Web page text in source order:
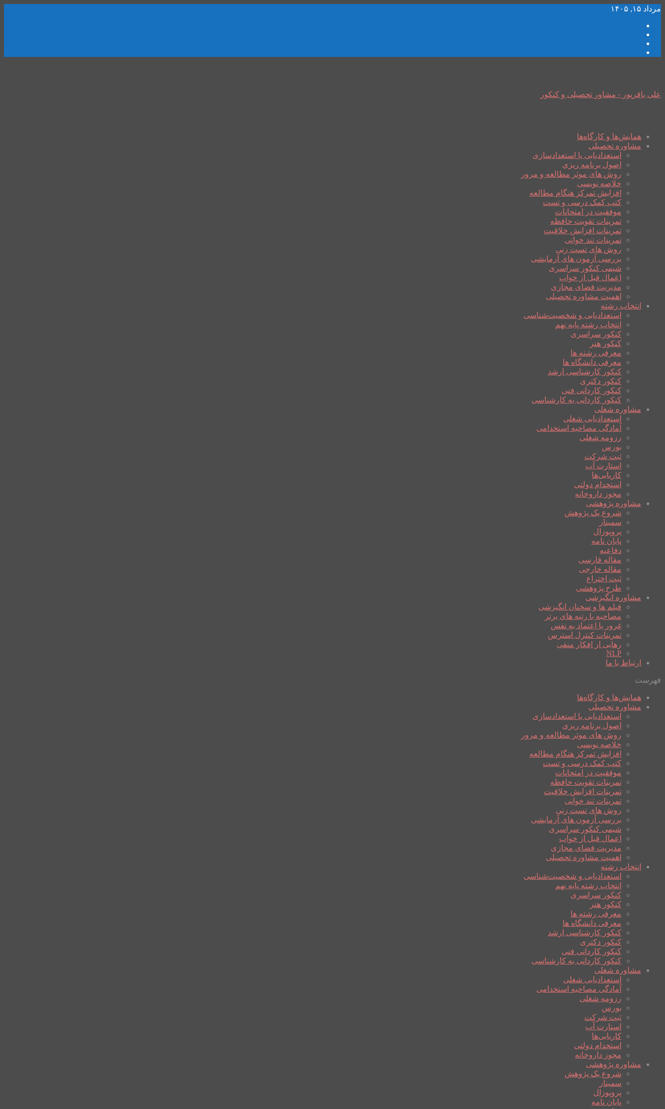
مرداد ۱۵, ۱۴۰۵
علی باقرپور - مشاور تحصیلی و کنکور
همایش‌ها و کارگاه‌ها
مشاوره تحصیلی
استعدادیابی یا استعدادسازی
اصول برنامه ریزی
روش های موثر مطالعه و مرور
خلاصه نویسی
افزایش تمرکز هنگام مطالعه
کتب کمک درسی و تست
موفقیت در امتحانات
تمرینات تقویت حافظه
تمرینات افزایش خلاقیت
تمرینات تند خوانی
روش های تست زنی
بررسی آزمون های آزمایشی
شیمی کنکور سراسری
اعمال قبل از خواب
مدیریت فضای مجازی
اهمیت مشاوره تحصیلی
انتخاب رشته
استعدادیابی و شخصیت‌شناسی
انتخاب رشته پایه نهم
کنکور سراسری
کنکور هنر
معرفی رشته ها
معرفی دانشگاه ها
کنکور کارشناسی ارشد
کنکور دکتری
کنکور کاردانی فنی
کنکور کاردانی به کارشناسی
مشاوره شغلی
استعدادیابی شغلی
آمادگی مصاحبه استخدامی
رزومه شغلی
بورس
ثبت شرکت
استارت آپ
کاریابی‌ها
استخدام دولتی
مجوز داروخانه
مشاوره پژوهشی
شروع یک پژوهش
سمینار
پروپوزال
پایان نامه
دفاعیه
مقاله فارسی
مقاله خارجی
ثبت اختراع
طرح پژوهشی
مشاوره انگیزشی
فیلم ها و سخنان انگیزشی
مصاحبه با رتبه های برتر
غرور یا اعتماد به نفس
تمرینات کنترل استرس
رهایی از افکار منفی
NLP
ارتباط با ما
فهرست
همایش‌ها و کارگاه‌ها
مشاوره تحصیلی
استعدادیابی یا استعدادسازی
اصول برنامه ریزی
روش های موثر مطالعه و مرور
خلاصه نویسی
افزایش تمرکز هنگام مطالعه
کتب کمک درسی و تست
موفقیت در امتحانات
تمرینات تقویت حافظه
تمرینات افزایش خلاقیت
تمرینات تند خوانی
روش های تست زنی
بررسی آزمون های آزمایشی
شیمی کنکور سراسری
اعمال قبل از خواب
مدیریت فضای مجازی
اهمیت مشاوره تحصیلی
انتخاب رشته
استعدادیابی و شخصیت‌شناسی
انتخاب رشته پایه نهم
کنکور سراسری
کنکور هنر
معرفی رشته ها
معرفی دانشگاه ها
کنکور کارشناسی ارشد
کنکور دکتری
کنکور کاردانی فنی
کنکور کاردانی به کارشناسی
مشاوره شغلی
استعدادیابی شغلی
آمادگی مصاحبه استخدامی
رزومه شغلی
بورس
ثبت شرکت
استارت آپ
کاریابی‌ها
استخدام دولتی
مجوز داروخانه
مشاوره پژوهشی
شروع یک پژوهش
سمینار
پروپوزال
پایان نامه